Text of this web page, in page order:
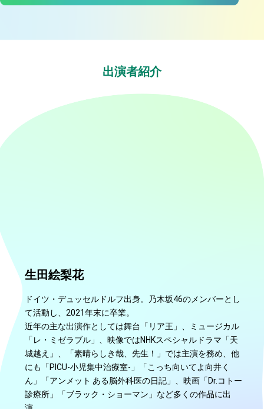
出演者紹介
生田絵梨花
ドイツ・デュッセルドルフ出身。乃木坂46のメンバーとし
て活動し、2021年末に卒業。
近年の主な出演作としては舞台「リア王」、ミュージカル
「レ・ミゼラブル」、映像ではNHKスペシャルドラマ「天
城越え」、「素晴らしき哉、先生！」では主演を務め、他
にも「PICU-小児集中治療室-」「こっち向いてよ向井く
ん」「アンメット ある脳外科医の日記」、映画「Dr.コトー
診療所」「ブラック・ショーマン」など多くの作品に出